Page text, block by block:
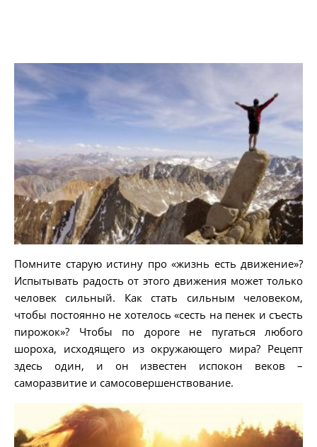
Помните старую истину про «жизнь есть движение»?
Испытывать радость от этого движения может только
человек сильный. Как стать сильным человеком,
чтобы постоянно не хотелось «сесть на пенек и съесть
пирожок»? Чтобы по дороге не пугаться любого
шороха, исходящего из окружающего мира? Рецепт
здесь один, и он известен испокон веков –
саморазвитие и самосовершенствование.